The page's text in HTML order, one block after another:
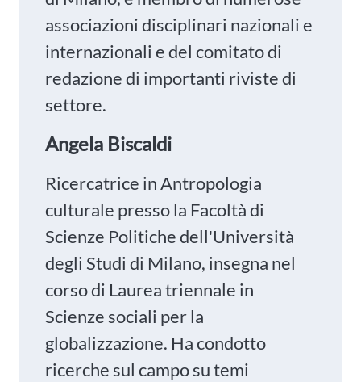
associazioni disciplinari nazionali e
internazionali e del comitato di
redazione di importanti riviste di
settore.
Angela Biscaldi
Ricercatrice in Antropologia
culturale presso la Facoltà di
Scienze Politiche dell'Università
degli Studi di Milano, insegna nel
corso di Laurea triennale in
Scienze sociali per la
globalizzazione. Ha condotto
ricerche sul campo su temi